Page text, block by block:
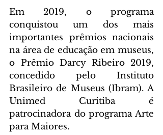
Em 2019, o programa
conquistou um dos mais
importantes prêmios nacionais
na área de educação em museus,
o Prêmio Darcy Ribeiro 2019,
concedido pelo Instituto
Brasileiro de Museus (Ibram). A
Unimed Curitiba é
patrocinadora do programa Arte
para Maiores.